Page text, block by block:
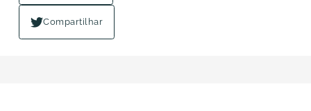
Compartilhar